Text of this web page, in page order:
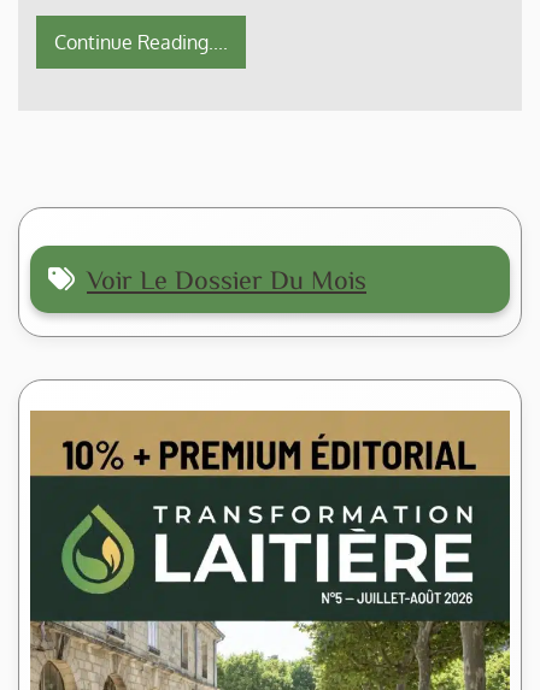
Continue Reading....
Voir Le Dossier Du Mois